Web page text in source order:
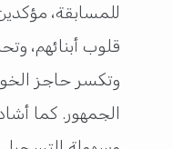
للمسابقة،
قلوب أبنائهم،
وتكسر حاجز
الجمهور. كما